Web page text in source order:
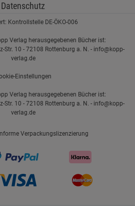
Datenschutz
Kontrollstelle DE-ÖKO-006
Verlag herausgegebenen Bücher ist:
Str. 10 - 72108 Rottenburg a. N. - info@kopp-
verlag.de
Einstellungen
Verlag herausgegebenen Bücher ist:
Str. 10 - 72108 Rottenburg a. N. - info@kopp-
verlag.de
Verpackungslizenzierung